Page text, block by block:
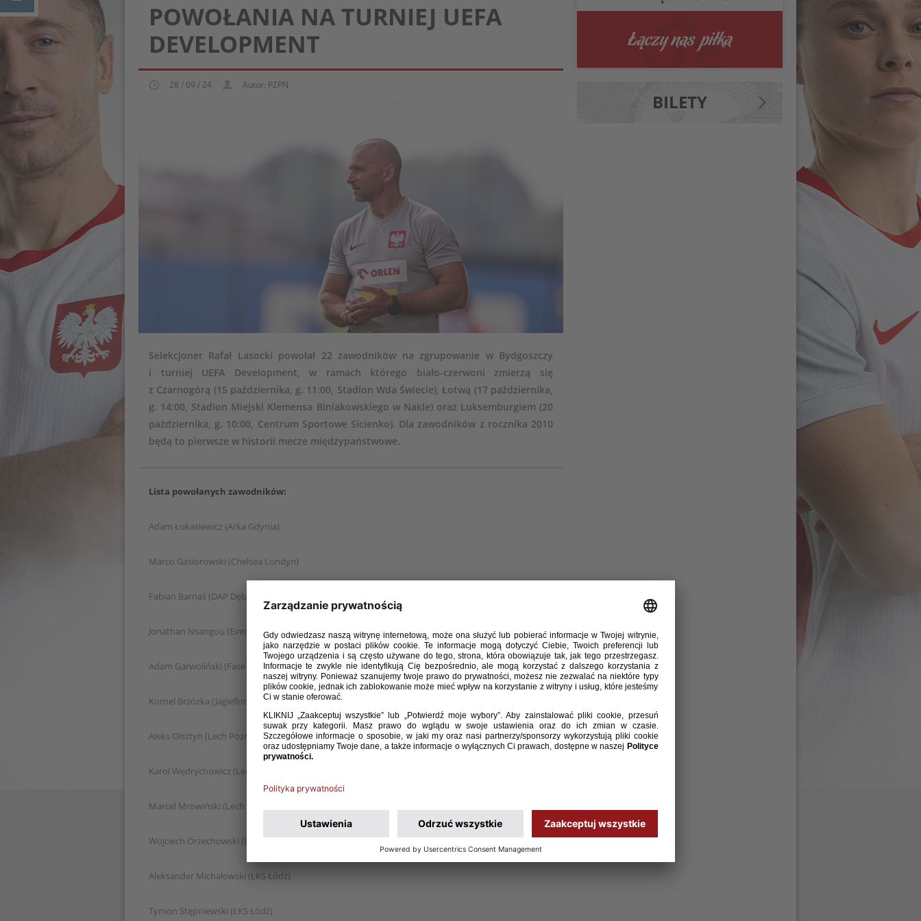
POWOŁANIA NA TURNIEJ UEFA
DEVELOPMENT
28 / 09 / 24 Autor: PZPN
Selekcjoner Rafał Lasocki powołał 22 zawodników na zgrupowanie w Bydgoszczy
i turniej UEFA Development, w ramach którego biało-czerwoni zmierzą się
z Czarnogórą (15 października, g. 11:00, Stadion Wda Świecie), Łotwą (17 października,
g. 14:00, Stadion Miejski Klemensa Biniakowskiego w Nakle) oraz Luksemburgiem (20
października, g. 10:00, Centrum Sportowe Sicienko). Dla zawodników z rocznika 2010
będą to pierwsze w historii mecze międzypaństwowe.
Lista powołanych zawodników:
Adam Łukasiewicz (Arka Gdynia)
Marco Gasiorowski (Chelsea Londyn)
Fabian Barnaś (DAP Dębica)
Jonathan Nsangou (Everton FC)
Adam Garwoliński (Fase Szczecin)
Kornel Brzózka (Jagiellonia Białystok)
Aleks Olsztyn (Lech Poznań)
Karol Wędrychowicz (Lech Poznań)
Marcel Mrowiński (Lech Poznań)
Wojciech Orzechowski (Lech Poznań)
Aleksander Michałowski (ŁKS Łódź)
Tymon Stępniewski (ŁKS Łódź)
BILETY